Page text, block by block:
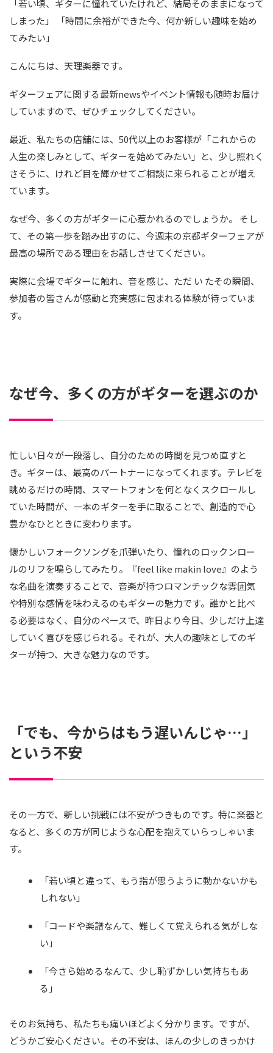
「若い頃、ギターに憧れていたけれど、結局そのままになって
しまった」 「時間に余裕ができた今、何か新しい趣味を始め
てみたい」
こんにちは、天理楽器です。
ギターフェアに関する最新newsやイベント情報も随時お届け
していますので、ぜひチェックしてください。
最近、私たちの店舗には、50代以上のお客様が「これからの
人生の楽しみとして、ギターを始めてみたい」と、少し照れく
さそうに、けれど目を輝かせてご相談に来られることが増え
ています。
なぜ今、多くの方がギターに心惹かれるのでしょうか。 そし
て、その第一歩を踏み出すのに、今週末の京都ギターフェアが
最高の場所である理由をお話しさせてください。
実際に会場でギターに触れ、音を感じ、ただ い たその瞬間、
参加者の皆さんが感動と充実感に包まれる体験が待っていま
す。
なぜ今、多くの方がギターを選ぶのか
忙しい日々が一段落し、自分のための時間を見つめ直すと
き。ギターは、最高のパートナーになってくれます。テレビを
眺めるだけの時間、スマートフォンを何となくスクロールし
ていた時間が、一本のギターを手に取ることで、創造的で心
豊かなひとときに変わります。
懐かしいフォークソングを爪弾いたり、憧れのロックンロー
ルのリフを鳴らしてみたり。『feel like makin love』のよう
な名曲を演奏することで、音楽が持つロマンチックな雰囲気
や特別な感情を味わえるのもギターの魅力です。誰かと比べ
る必要はなく、自分のペースで、昨日より今日、少しだけ上達
していく喜びを感じられる。それが、大人の趣味としてのギ
ターが持つ、大きな魅力なのです。
「でも、今からはもう遅いんじゃ…」
という不安
その一方で、新しい挑戦には不安がつきものです。特に楽器と
なると、多くの方が同じような心配を抱えていらっしゃいま
す。
「若い頃と違って、もう指が思うように動かないかも
しれない」
「コードや楽譜なんて、難しくて覚えられる気がしな
い」
「今さら始めるなんて、少し恥ずかしい気持ちもあ
る」
そのお気持ち、私たちも痛いほどよく分かります。ですが、
どうかご安心ください。その不安は、ほんの少しのきっかけ